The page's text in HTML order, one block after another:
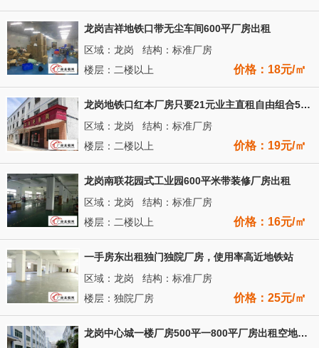
龙岗吉祥地铁口带无尘车间600平厂房出租
区域：龙岗 结构：标准厂房
楼层：二楼以上
价格：18元/㎡
龙岗地铁口红本厂房只要21元业主直租自由组合500平起租
区域：龙岗 结构：标准厂房
楼层：二楼以上
价格：19元/㎡
龙岗南联花园式工业园600平米带装修厂房出租
区域：龙岗 结构：标准厂房
楼层：二楼以上
价格：16元/㎡
一手房东出租独门独院厂房，使用率高近地铁站
区域：龙岗 结构：标准厂房
楼层：独院厂房
价格：25元/㎡
龙岗中心城一楼厂房500平一800平厂房出租空地大，大小分租